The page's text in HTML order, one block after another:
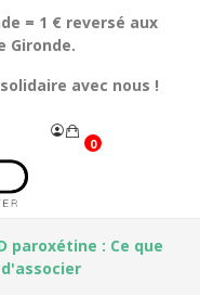
= 1 € reversé aux
Gironde.
avec nous !
0
paroxétine : Ce que